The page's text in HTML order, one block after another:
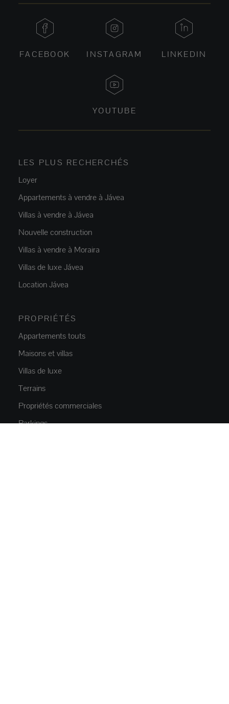
FACEBOOK INSTAGRAM LINKEDIN
YOUTUBE
LES PLUS RECHERCHÉS
Loyer
Appartements à vendre à Jávea
Villas à vendre à Jávea
Nouvelle construction
Villas à vendre à Moraira
Villas de luxe Jávea
Location Jávea
PROPRIÉTÉS
Appartements touts
Maisons et villas
Villas de luxe
Terrains
Propriétés commerciales
Parkings